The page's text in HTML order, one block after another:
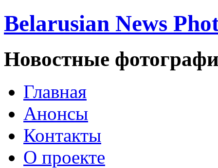
Belarusian News
Новостные
Главная
Анонсы
Контакты
О проекте